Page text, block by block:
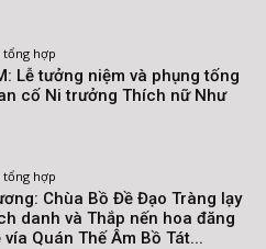
hợp
Lễ tưởng niệm và phụng tống
cố Ni trưởng Thích nữ Như
hợp
Chùa Bồ Đề Đạo Tràng lạy
danh và Thắp nến hoa đăng
vía Quán Thế Âm Bồ Tát...